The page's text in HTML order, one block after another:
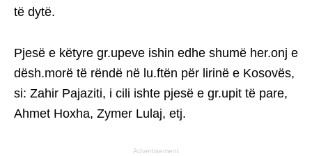
të dytë.
Pjesë e këtyre gr.upeve ishin edhe shumë her.onj e
dësh.morë të rëndë në lu.ftën për lirinë e Kosovës,
si: Zahir Pajaziti, i cili ishte pjesë e gr.upit të pare,
Ahmet Hoxha, Zymer Lulaj, etj.
Advertisement